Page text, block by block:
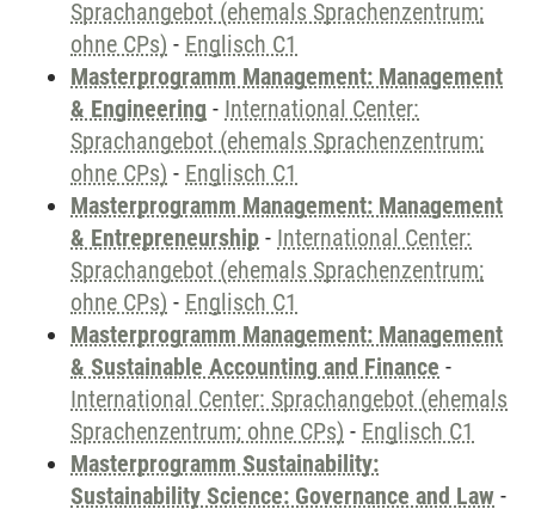
Sprachangebot (ehemals Sprachenzentrum;
ohne CPs) - Englisch C1
Masterprogramm Management: Management
& Engineering - International Center:
Sprachangebot (ehemals Sprachenzentrum;
ohne CPs) - Englisch C1
Masterprogramm Management: Management
& Entrepreneurship - International Center:
Sprachangebot (ehemals Sprachenzentrum;
ohne CPs) - Englisch C1
Masterprogramm Management: Management
& Sustainable Accounting and Finance -
International Center: Sprachangebot (ehemals
Sprachenzentrum; ohne CPs) - Englisch C1
Masterprogramm Sustainability:
Sustainability Science: Governance and Law -